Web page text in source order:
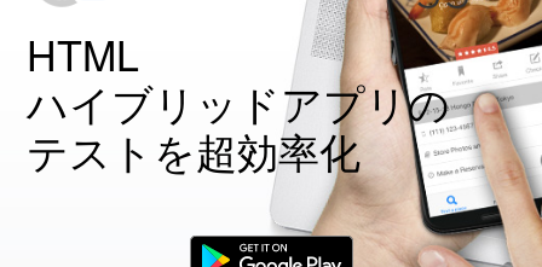
HTML
ハイブリッドアプリの
テストを超効率化